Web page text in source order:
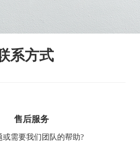
系方式
售后服务
或需要我们团队的帮助?